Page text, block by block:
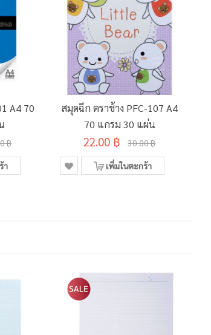
A4 70
฿
า
สมุดฉีก ตราช้าง PFC-107 A4
70 แกรม 30 แผ่น
22.00 ฿ 30.00 ฿
เพิ่มในตะกร้า